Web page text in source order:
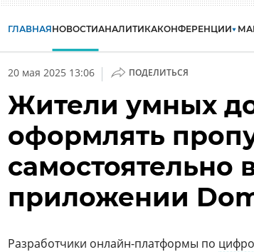
ГЛАВНАЯНОВОСТИАНАЛИТИКАКОНФЕРЕНЦИИ
20 мая 2025 13:06 | ПОДЕЛИТЬСЯ
Жители умных
оформлять
самостоятельно
приложении
Разработчики онлайн-платформы по